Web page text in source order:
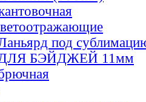
под
ДЛЯ БЭЙДЖЕЙ 11мм